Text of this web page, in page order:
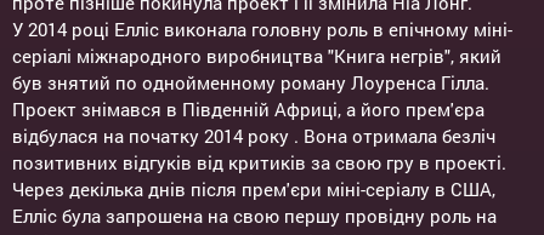
У 2014 році Елліс виконала головну роль в епічному міні-
серіалі міжнародного виробництва "Книга негрів", який
був знятий по однойменному роману Лоуренса Гілла.
Проект знімався в Південній Африці, а його прем'єра
відбулася на початку 2014 року . Вона отримала безліч
позитивних відгуків від критиків за свою гру в проекті.
Через декілька днів після прем'єри міні-серіалу в США,
Елліс була запрошена на свою першу провідну роль на